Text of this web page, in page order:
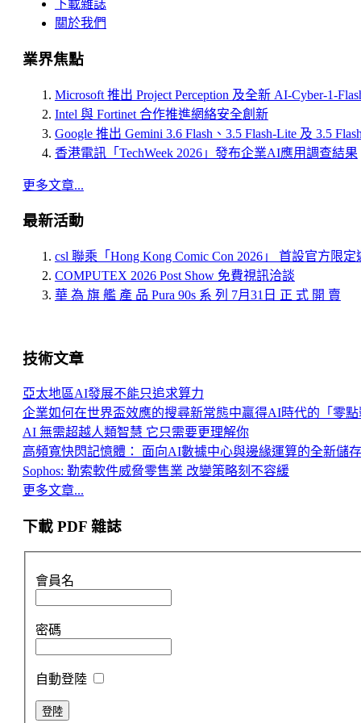
下載雜誌
關於我們
業界焦點
Microsoft 推出 Project Perception 及全新 AI-Cyber-1-
Intel 與 Fortinet 合作推進網絡安全創新
Google 推出 Gemini 3.6 Flash、3.5 Flash-Lite 及 3.5
香港電訊「TechWeek 2026」發布企業AI應用調查結果
更多文章...
最新活動
csl 聯乘「Hong Kong Comic Con 2026」 首設官方限定
COMPUTEX 2026 Post Show 免費視訊洽談
華 為 旗 艦 產 品 Pura 90s 系 列 7月31日 正 式 開 賣
技術文章
亞太地區AI發展不能只追求算力
企業如何在世界盃效應的搜尋新常態中贏得AI時代的「零點
AI 無需超越人類智慧 它只需要更理解你
高頻寬快閃記憶體： 面向AI數據中心與邊緣運算的全新儲
Sophos: 勒索軟件威脅零售業 改變策略刻不容緩
更多文章...
下載 PDF 雜誌
會員名
密碼
自動登陸